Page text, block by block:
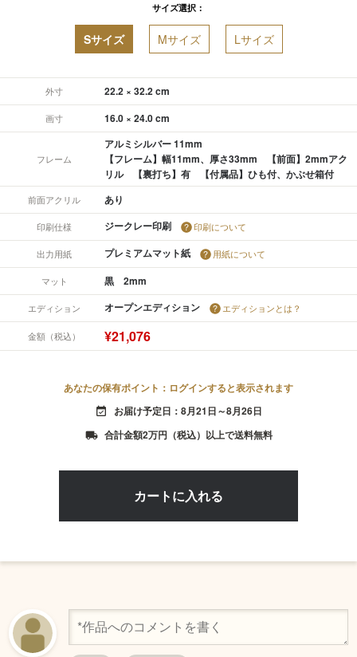
サイズ選択：
Sサイズ Mサイズ Lサイズ
外寸 22.2 × 32.2 cm
画寸 16.0 × 24.0 cm
フレーム
アルミシルバー 11mm
【フレーム】幅11mm、厚さ33mm 【前面】2mmアク
リル 【裏打ち】有 【付属品】ひも付、かぶせ箱付
前面アクリル あり
印刷仕様 ジークレー印刷 印刷について
出力用紙 プレミアムマット紙 用紙について
マット 黒 2mm
エディション オープンエディション エディションとは？
金額（税込） ¥21,076
あなたの保有ポイント：ログインすると表示されます
event_available お届け予定日：8月21日～8月26日
local_shipping 合計金額2万円（税込）以上で送料無料